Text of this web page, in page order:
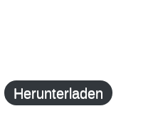
Herunterladen